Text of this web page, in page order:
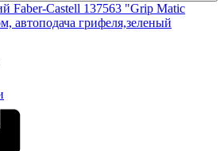
Faber-Castell 137563 "Grip Matic
автоподача грифеля,зеленый